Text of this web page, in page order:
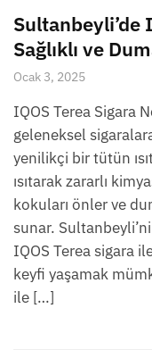
Sultanbeyli’de
Sağlıklı ve
Ocak 3, 2025
IQOS Terea Sigara
geleneksel
yenilikçi bir tütün
ısıtarak zararlı
kokuları önler ve
sunar.
IQOS Terea sigara
keyfi yaşamak
ile […]